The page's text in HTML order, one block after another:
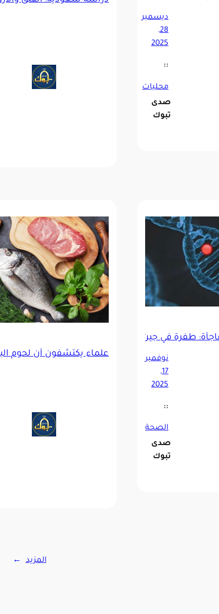
ديسمبر
28,
2025
::
محليات
صدى
تبوك
طفرة في جين واحد قد تسبّب الفصام والاكتئاب
نوفمبر
17,
2025
::
الصحة
صدى
تبوك
علماء يكتشفون أن لحوم
المزيد →